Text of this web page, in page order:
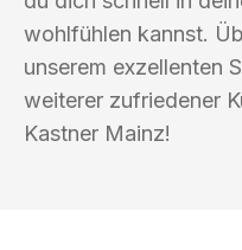
wohlfühlen kannst.
unserem exzellenten
weiterer zufriedener
Kastner Mainz!